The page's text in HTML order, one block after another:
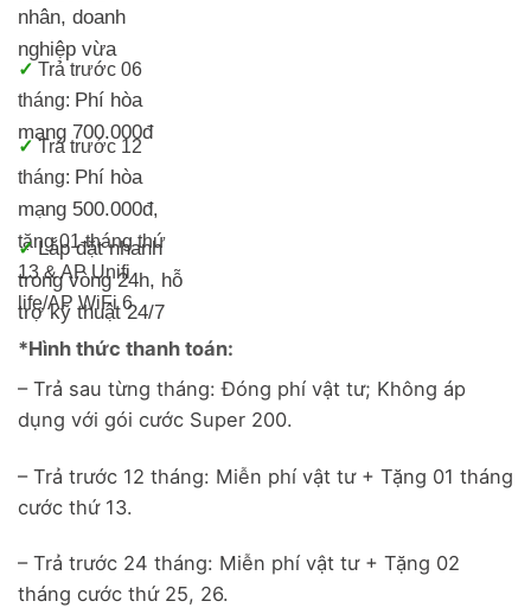
nhân, doanh
nghiệp vừa
✓ Trả trước 06
tháng: Phí hòa
mạng 700.000đ
✓ Trả trước 12
tháng: Phí hòa
mạng 500.000đ,
tặng 01 tháng thứ
13 & AP Unifi
life/AP WiFi 6
✓Lắp đặt nhanh
trong vòng 24h, hỗ
trợ kỹ thuật 24/7
*Hình thức thanh toán:
– Trả sau từng tháng: Đóng phí vật tư; Không áp
dụng với gói cước Super 200.
– Trả trước 12 tháng: Miễn phí vật tư + Tặng 01 tháng
cước thứ 13.
– Trả trước 24 tháng: Miễn phí vật tư + Tặng 02
tháng cước thứ 25, 26.